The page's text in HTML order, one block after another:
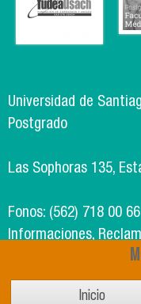
Inicio
Universidad de
Postgrado
Las Sophoras 135,
Fonos: (562) 718 00
Informaciones,